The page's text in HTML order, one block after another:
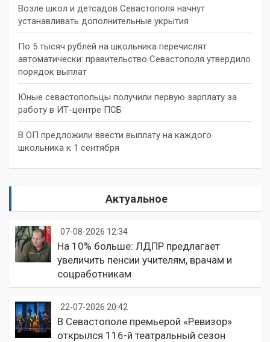
Возле школ и детсадов Севастополя начнут
устанавливать дополнительные укрытия
По 5 тысяч рублей на школьника перечислят
автоматически: правительство Севастополя утвердило
порядок выплат
Юные севастопольцы получили первую зарплату за
работу в ИТ-центре ПСБ
В ОП предложили ввести выплату на каждого
школьника к 1 сентября
Актуальное
07-08-2026 12:34
На 10% больше: ЛДПР предлагает
увеличить пенсии учителям, врачам и
соцработникам
22-07-2026 20:42
В Севастополе премьерой «Ревизор»
открылся 116-й театральный сезон